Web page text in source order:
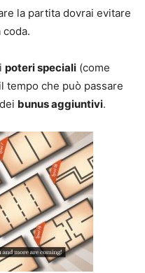
la partita dovrai evitare
poteri speciali (come
tempo che può passare
bunus aggiuntivi.